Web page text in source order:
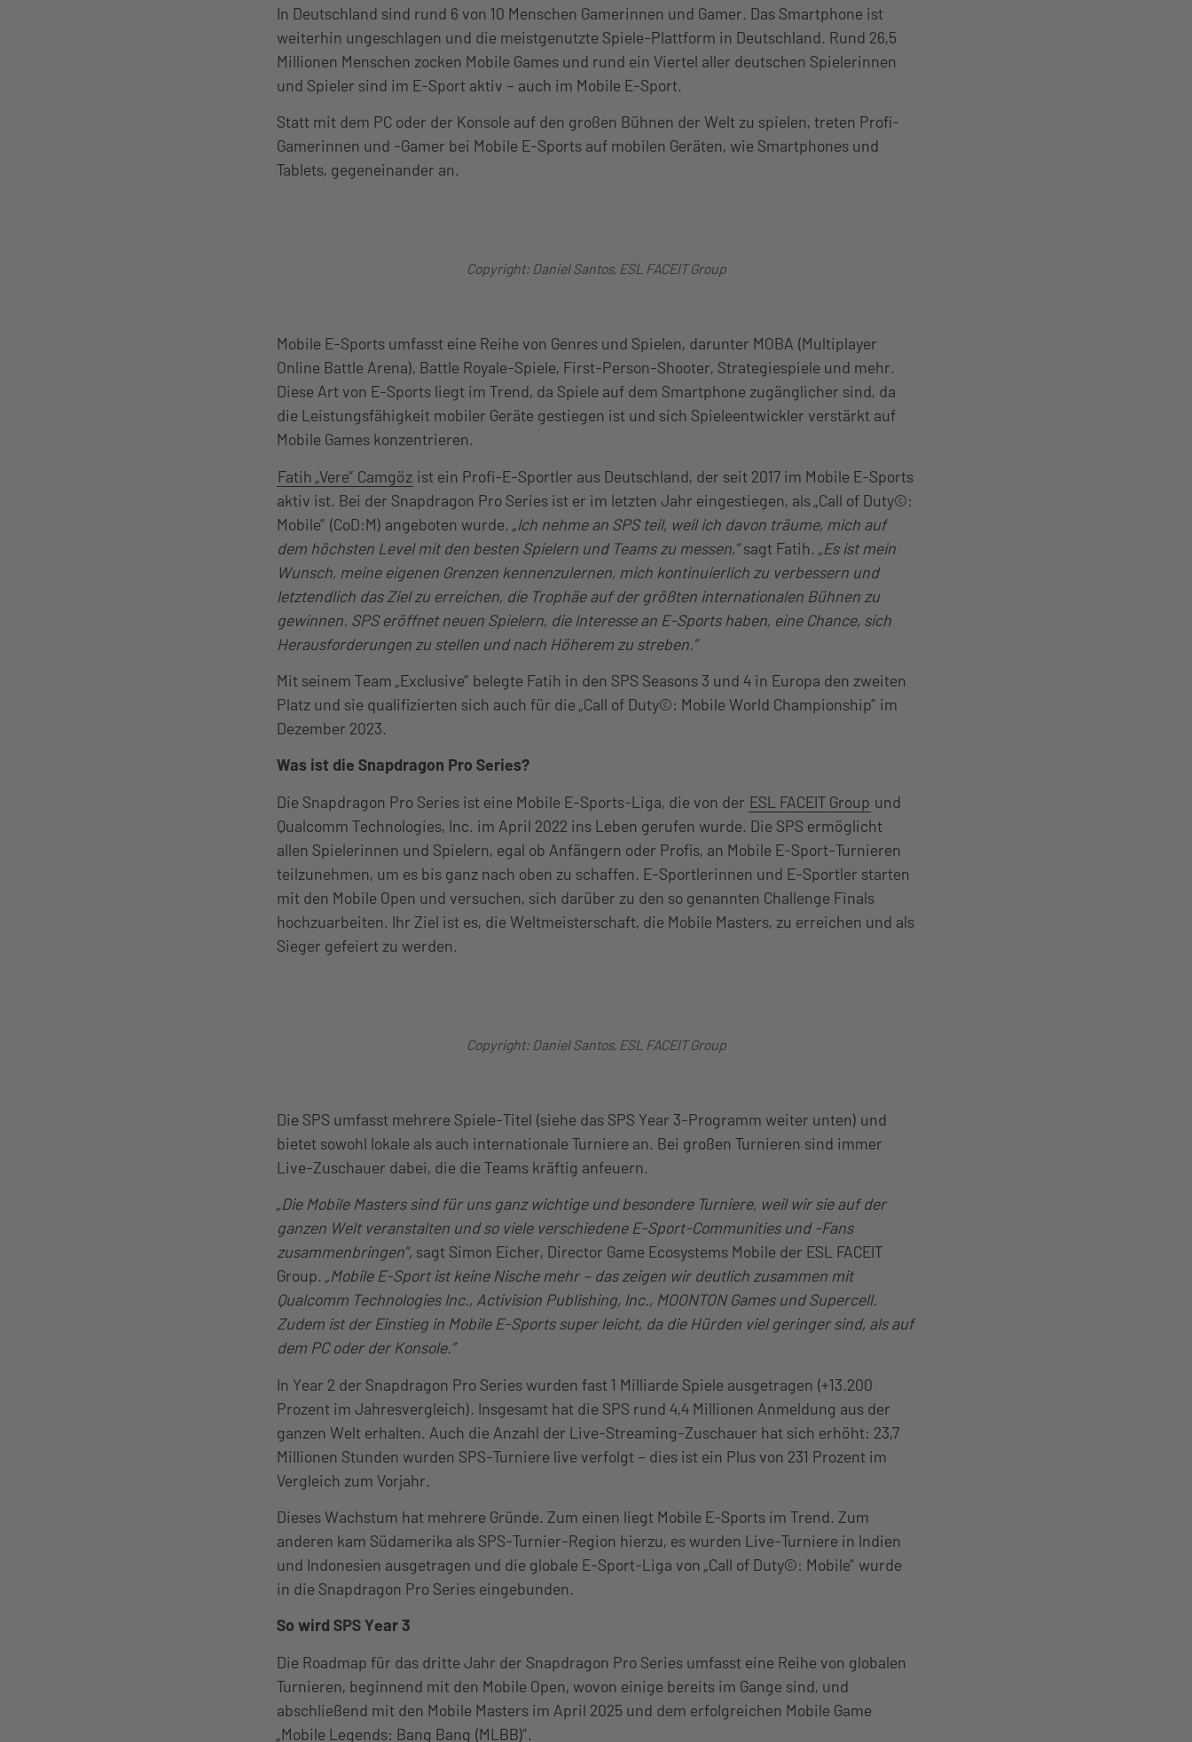
In Deutschland sind rund 6 von 10 Menschen Gamerinnen und Gamer. Das Smartphone ist
weiterhin ungeschlagen und die meistgenutzte Spiele-Plattform in Deutschland. Rund 26,5
Millionen Menschen zocken Mobile Games und rund ein Viertel aller deutschen Spielerinnen
und Spieler sind im E-Sport aktiv – auch im Mobile E-Sport.
Statt mit dem PC oder der Konsole auf den großen Bühnen der Welt zu spielen, treten Profi-
Gamerinnen und -Gamer bei Mobile E-Sports auf mobilen Geräten, wie Smartphones und
Tablets, gegeneinander an.
Copyright: Daniel Santos, ESL FACEIT Group
Mobile E-Sports umfasst eine Reihe von Genres und Spielen, darunter MOBA (Multiplayer
Online Battle Arena), Battle Royale-Spiele, First-Person-Shooter, Strategiespiele und mehr.
Diese Art von E-Sports liegt im Trend, da Spiele auf dem Smartphone zugänglicher sind, da
die Leistungsfähigkeit mobiler Geräte gestiegen ist und sich Spieleentwickler verstärkt auf
Mobile Games konzentrieren.
Fatih „Vere” Camgöz ist ein Profi-E-Sportler aus Deutschland, der seit 2017 im Mobile E-Sports
aktiv ist. Bei der Snapdragon Pro Series ist er im letzten Jahr eingestiegen, als „Call of Duty©:
Mobile” (CoD:M) angeboten wurde. „Ich nehme an SPS teil, weil ich davon träume, mich auf
dem höchsten Level mit den besten Spielern und Teams zu messen,”sagt Fatih. „Es ist mein
Wunsch, meine eigenen Grenzen kennenzulernen, mich kontinuierlich zu verbessern und
letztendlich das Ziel zu erreichen, die Trophäe auf der größten internationalen Bühnen zu
gewinnen. SPS eröffnet neuen Spielern, die Interesse an E-Sports haben, eine Chance, sich
Herausforderungen zu stellen und nach Höherem zu streben.”
Mit seinem Team „Exclusive” belegte Fatih in den SPS Seasons 3 und 4 in Europa den zweiten
Platz und sie qualifizierten sich auch für die „Call of Duty©: Mobile World Championship” im
Dezember 2023.
Was ist die Snapdragon Pro Series?
Die Snapdragon Pro Series ist eine Mobile E-Sports-Liga, die von der ESL FACEIT Group und
Qualcomm Technologies, Inc. im April 2022 ins Leben gerufen wurde. Die SPS ermöglicht
allen Spielerinnen und Spielern, egal ob Anfängern oder Profis, an Mobile E-Sport-Turnieren
teilzunehmen, um es bis ganz nach oben zu schaffen. E-Sportlerinnen und E-Sportler starten
mit den Mobile Open und versuchen, sich darüber zu den so genannten Challenge Finals
hochzuarbeiten. Ihr Ziel ist es, die Weltmeisterschaft, die Mobile Masters, zu erreichen und als
Sieger gefeiert zu werden.
Copyright: Daniel Santos, ESL FACEIT Group
Die SPS umfasst mehrere Spiele-Titel (siehe das SPS Year 3-Programm weiter unten) und
bietet sowohl lokale als auch internationale Turniere an. Bei großen Turnieren sind immer
Live-Zuschauer dabei, die die Teams kräftig anfeuern.
„Die Mobile Masters sind für uns ganz wichtige und besondere Turniere, weil wir sie auf der
ganzen Welt veranstalten und so viele verschiedene E-Sport-Communities und -Fans
zusammenbringen”, sagt Simon Eicher, Director Game Ecosystems Mobile der ESL FACEIT
Group. „Mobile E-Sport ist keine Nische mehr – das zeigen wir deutlich zusammen mit
Qualcomm Technologies Inc., Activision Publishing, Inc., MOONTON Games und Supercell.
Zudem ist der Einstieg in Mobile E-Sports super leicht, da die Hürden viel geringer sind, als auf
dem PC oder der Konsole.”
In Year 2 der Snapdragon Pro Series wurden fast 1 Milliarde Spiele ausgetragen (+13.200
Prozent im Jahresvergleich). Insgesamt hat die SPS rund 4,4 Millionen Anmeldung aus der
ganzen Welt erhalten. Auch die Anzahl der Live-Streaming-Zuschauer hat sich erhöht: 23,7
Millionen Stunden wurden SPS-Turniere live verfolgt – dies ist ein Plus von 231 Prozent im
Vergleich zum Vorjahr.
Dieses Wachstum hat mehrere Gründe. Zum einen liegt Mobile E-Sports im Trend. Zum
anderen kam Südamerika als SPS-Turnier-Region hierzu, es wurden Live-Turniere in Indien
und Indonesien ausgetragen und die globale E-Sport-Liga von „Call of Duty©: Mobile” wurde
in die Snapdragon Pro Series eingebunden.
So wird SPS Year 3
Die Roadmap für das dritte Jahr der Snapdragon Pro Series umfasst eine Reihe von globalen
Turnieren, beginnend mit den Mobile Open, wovon einige bereits im Gange sind, und
abschließend mit den Mobile Masters im April 2025 und dem erfolgreichen Mobile Game
„Mobile Legends: Bang Bang (MLBB)”.